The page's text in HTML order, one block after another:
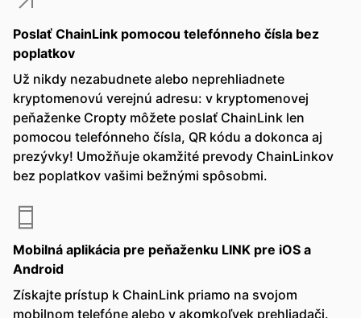
Poslať ChainLink pomocou telefónneho čísla bez
poplatkov
Už nikdy nezabudnete alebo neprehliadnete
kryptomenovú verejnú adresu: v kryptomenovej
peňaženke Cropty môžete poslať ChainLink len
pomocou telefónneho čísla, QR kódu a dokonca aj
prezývky! Umožňuje okamžité prevody ChainLinkov
bez poplatkov vašimi bežnými spôsobmi.
Mobilná aplikácia pre peňaženku LINK pre iOS a
Android
Získajte prístup k ChainLink priamo na svojom
mobilnom telefóne alebo v akomkoľvek prehliadači.